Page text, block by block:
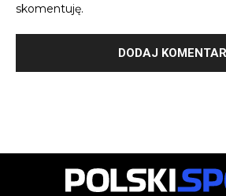
skomentuję.